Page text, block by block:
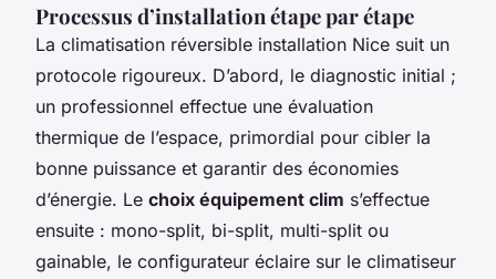
Processus d’installation étape par étape
La climatisation réversible installation Nice suit un
protocole rigoureux. D’abord, le diagnostic initial ;
un professionnel effectue une évaluation
thermique de l’espace, primordial pour cibler la
bonne puissance et garantir des économies
d’énergie. Le choix équipement clim s’effectue
ensuite : mono-split, bi-split, multi-split ou
gainable, le configurateur éclaire sur le climatiseur